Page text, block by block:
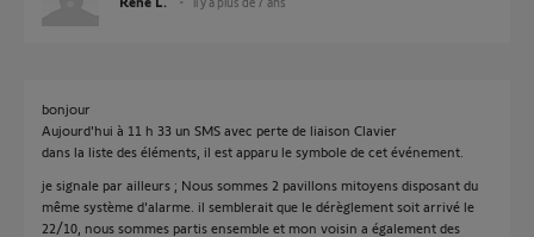
bonjour
Aujourd'hui à 11 h 33 un SMS avec perte de liaison Clavier
dans la liste des éléments, il est apparu le symbole de cet événement.
je signale par ailleurs ; Nous sommes 2 pavillons mitoyens disposant du
même système d'alarme. il semblerait que le dérèglement soit arrivé le
22/10, nous sommes partis ensemble et mon voisin a également des